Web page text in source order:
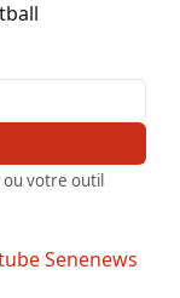
ou votre outil